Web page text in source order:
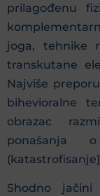
prilagođenu
joga, tehnike
transkutane
Najviše
bihevioralne
obrazac
ponašanja
Shodno